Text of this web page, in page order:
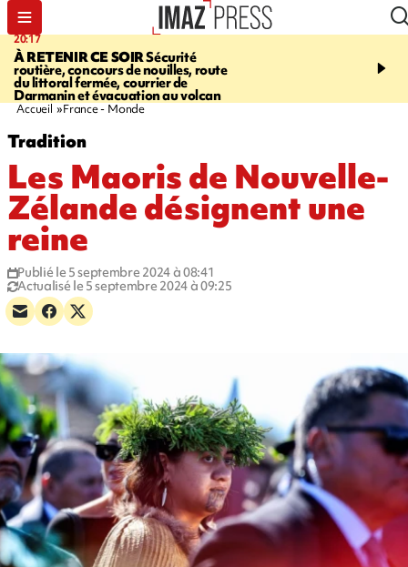
20:17
À RETENIR CE SOIRSécurité
routière, concours de nouilles, route
du littoral fermée, courrier de
Darmanin et évacuation au volcan
08:26
rencontre d'un géant
Accueil France - Monde
Tradition
Les Maoris de Nouvelle-
Zélande désignent une
reine
Publié le 5 septembre 2024 à 08:41
Actualisé le 5 septembre 2024 à 09:25